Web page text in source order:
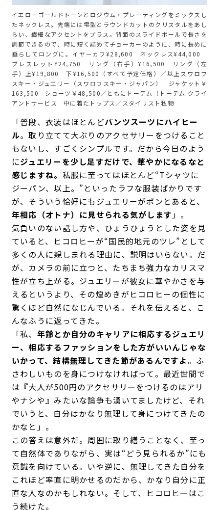
イエローゴールドトーンとロジウム・プレーティングをミックスし
たネックレス。先端には雫型とラウンドカットのクリスタルをあし
らい、繊細なアクセントをプラス。背面のスライドボールで長さを
調節できるので、時に短く詰めてチョーカーのように、時に長めに
垂らしてロングに。イヤーカフ¥28,600 ネックレス¥44,000
ブレスレット¥24,750 リング（右手）¥16,500 リング（左
手）上¥19,800 下¥16,500（すべて予定価格）／以上スワロフ
スキー・ジュエリー（スワロフスキー・ジャパン） ジャケット￥
163,500 ショーツ￥48,500／ともにトーテム（トーテム クライ
アントサービス 中に着たトップス／スタイリスト私物
「普段、衣装はほとんどパンツスーツにハイヒー
ル。取り立てて大ぶりのアクセサリーをつけること
もないし、すごくシンプルです。だから今日のよう
にジュエリーを少し足すだけで、華やかになるなと
感じますね。 私服に至ってはほとんど“Tシャツに
ジーパン、以上。”といったラフな服装ばかりです
が、そういう恰好にもジュエリーがポンとあると、
年相応（オトナ）に見せられる気がします」。
気負いのない話し方や、ひょうひょうとした姿を見
ていると、ヒコロヒーが“国民的地元のツレ”として
多くの人に親しまれる理由に、説明はいらない。だ
が、カメラの前に立つと、たちまち強力なカリスマ
性が立ち上がる。ジュエリーが彼女に華やかさを与
えるというより、その煌めきがヒコロヒーの個性に
驚くほど自然になじんでいる。それを伝えると、こ
んなふうに返ってきた。
「私、 年齢とか自分のキャリアに相応するジュエリ
ー、相応するファッションをした方がいいんじゃな
いかって、結構無理してきた節があるんですよ 。ふ
さわしいものを身につけなければって。最近世間で
は『大人が500円のアクセサリーをつけるのはアリ
やナシや』みたいな論争も湧いてましたけど、それ
でいうと、自分はかなり無理して身につけてきたの
かなと」。
この答えは意外だ。周囲に取り繕うことなく、至っ
て自然体でありながら、実は“どう見られるか”にも
意識を向けている。いや逆に、無理してきた自分を
これほど率直に明かせるのだから、かなり自分に正
直な人なのかもしれない。そして、ヒコロヒーはこ
う続けた。